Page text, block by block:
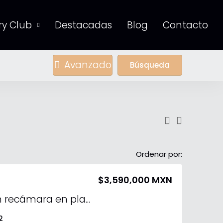
Club Destacadas Blog Contacto
Avanzado Búsqueda
Ordenar por:
Casa en venta con recámara en planta baja en Gran San Pedro Cholul
$3,590,000 MXN